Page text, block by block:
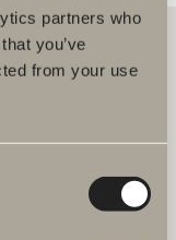
partners who
you’ve
from your use
badrumsmöbler,